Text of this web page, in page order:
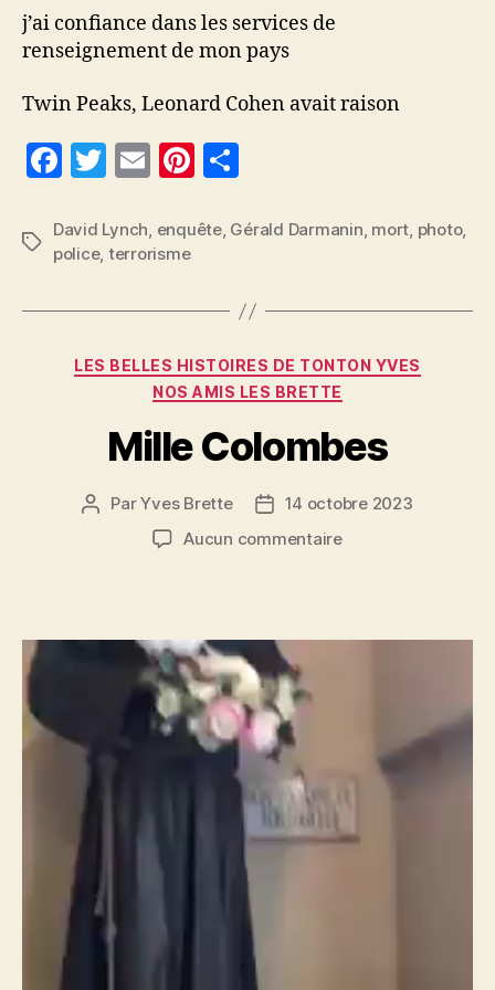
j’ai confiance dans les services de
renseignement de mon pays
Twin Peaks, Leonard Cohen avait raison
F
c
e
b
o
T
itt
er
E
ai
l
Pi
er
t
rt
g
Étiquettes
David Lynch, enquête, Gérald Darmanin, mort, photo,
police, terrorisme
Catégories
LES BELLES HISTOIRES DE TONTON YVES
NOS AMIS LES BRETTE
Mille Colombes
Auteur
ParYves Brette
Date14 octobre 2023
Aucun commentairesur